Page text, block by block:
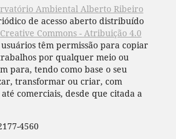
Ambiental Alberto Ribeiro
de acesso aberto distribuído
Creative Commons - Atribuição 4.0
usuários têm permissão para copiar
por qualquer meio ou
para, tendo como base o seu
transformar ou criar, com
comerciais, desde que citada a
4560